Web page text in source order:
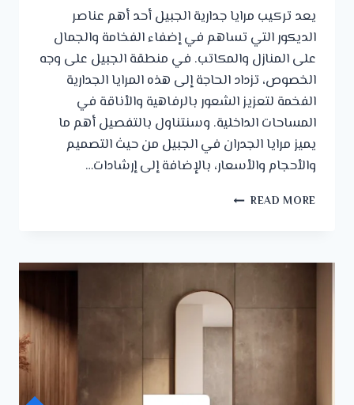
يعد تركيب مرايا جدارية الجبيل أحد أهم عناصر
الديكور التي تساهم في إضفاء الفخامة والجمال
على المنازل والمكاتب. في منطقة الجبيل على وجه
الخصوص، تزداد الحاجة إلى هذه المرايا الجدارية
الفخمة لتعزيز الشعور بالرفاهية والأناقة في
المساحات الداخلية. وسنتناول بالتفصيل أهم ما
يميز مرايا الجدران في الجبيل من حيث التصميم
والأحجام والأسعار، بالإضافة إلى إرشادات…
READ MOREتركيب
0542672297
مرايا
جدران
الدمام
مرايا